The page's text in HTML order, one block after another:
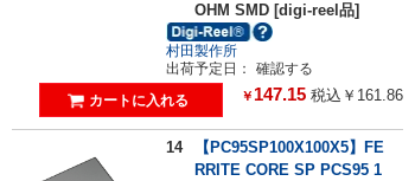
OHM SMD [digi-reel品]
村田製作所
出荷予定日：
確認する
￥ 147.15 税込￥161.86
14
【PC95SP100X100X5】FE
RRITE CORE SP PCS95 1